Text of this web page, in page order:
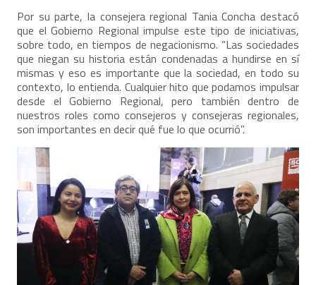
Por su parte, la consejera regional Tania Concha destacó
que el Gobierno Regional impulse este tipo de iniciativas,
sobre todo, en tiempos de negacionismo. “Las sociedades
que niegan su historia están condenadas a hundirse en sí
mismas y eso es importante que la sociedad, en todo su
contexto, lo entienda. Cualquier hito que podamos impulsar
desde el Gobierno Regional, pero también dentro de
nuestros roles como consejeros y consejeras regionales,
son importantes en decir qué fue lo que ocurrió”.